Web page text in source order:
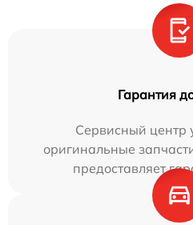
Гарантия
Сервисный центр
оригинальные
предоставляет